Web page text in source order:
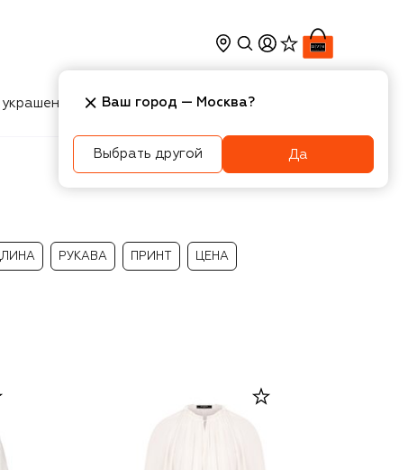
Косметика Интерьер
РУКАВА ПРИНТ ЦЕНА
Ваш город — Москва?
Выбрать другой Да